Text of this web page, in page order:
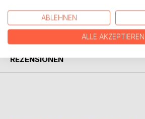
PRESSESTIMMEN
REZENSIONEN
ABLEHNEN
ALLE AKZEPTIEREN